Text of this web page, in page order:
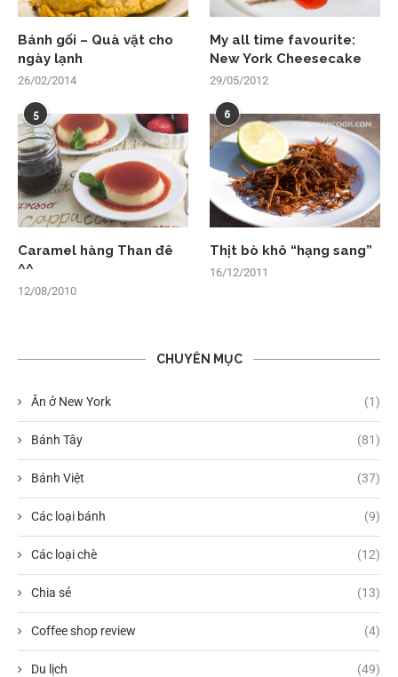
Bánh gối – Quà vặt cho
ngày lạnh
26/02/2014
My all time favourite:
New York Cheesecake
29/05/2012
5
Caramel hàng Than đê
^^
12/08/2010
6
Thịt bò khô “hạng sang”
16/12/2011
CHUYÊN MỤC
Ăn ở New York (1)
Bánh Tây (81)
Bánh Việt (37)
Các loại bánh (9)
Các loại chè (12)
Chia sẻ (13)
Coffee shop review (4)
Du lịch (49)